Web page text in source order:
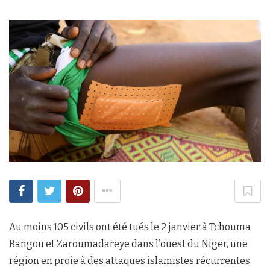
Au moins 105 civils ont été tués le 2 janvier à Tchouma
Bangou et Zaroumadareye dans l’ouest du Niger, une
région en proie à des attaques islamistes récurrentes